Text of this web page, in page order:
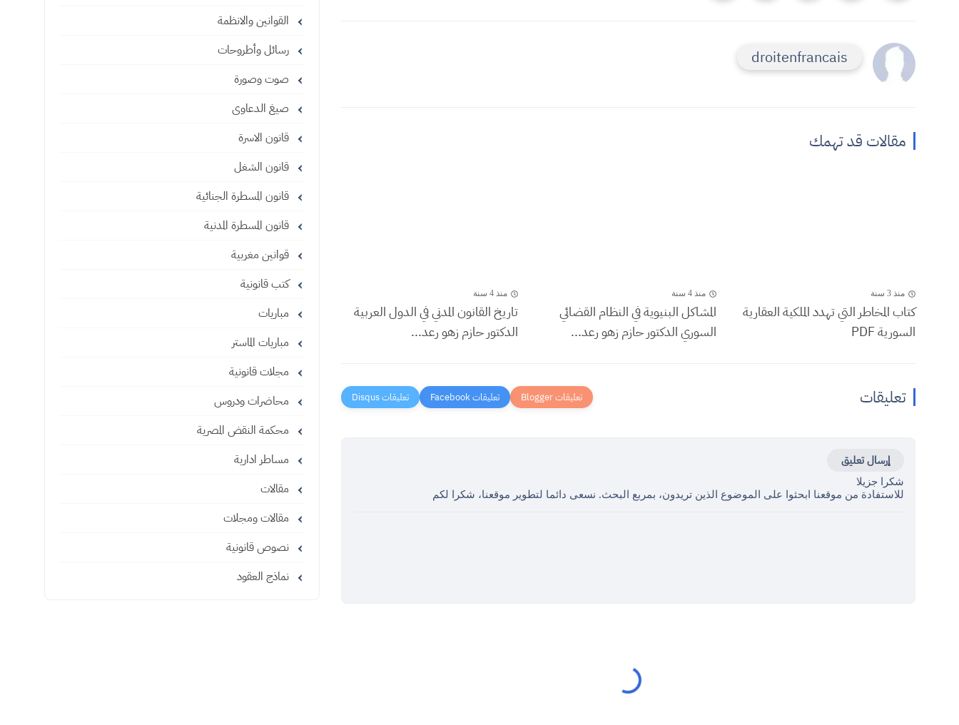
droitenfrancais
مقالات قد تهمك
منذ 3 سنة
كتاب المخاطر التي تهدد الملكية العقارية
السورية PDF
منذ 4 سنة
المشاكل البنيوية في النظام القضائي
السوري الدكتور حازم زهو رعد...
منذ 4 سنة
تاريخ القانون المدني في الدول العربية
الدكتور حازم زهو رعد...
تعليقات
إرسال تعليق
شكرا جزيلا
للاستفادة من موقعنا ابحثوا على الموضوع الذين تريدون، بمربع البحث. نسعى دائما لتطوير موقعنا، شكرا لكم
القوانين والانظمة
رسائل وأطروحات
صوت وصورة
صيغ الدعاوى
قانون الاسرة
قانون الشغل
قانون المسطرة الجنائية
قانون المسطرة المدنية
قوانين مغربية
كتب قانونية
مباريات
مباريات الماستر
مجلات قانونية
محاضرات ودروس
محكمة النقض المصرية
مساطر ادارية
مقالات
مقالات ومجلات
نصوص قانونية
نماذج العقود